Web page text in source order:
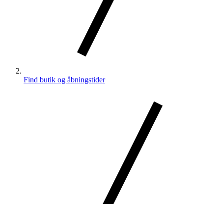
Find butik og åbningstider